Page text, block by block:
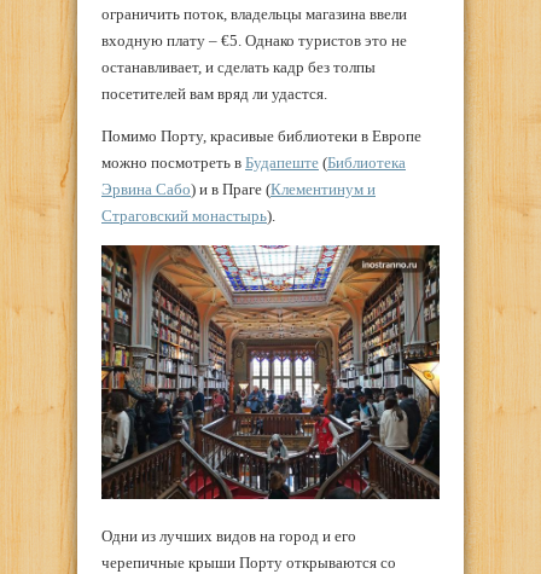
ограничить поток, владельцы магазина ввели
входную плату – €5. Однако туристов это не
останавливает, и сделать кадр без толпы
посетителей вам вряд ли удастся.
Помимо Порту, красивые библиотеки в Европе
можно посмотреть в Будапеште (Библиотека
Эрвина Сабо) и в Праге (Клементинум и
Страговский монастырь).
Одни из лучших видов на город и его
черепичные крыши Порту открываются со